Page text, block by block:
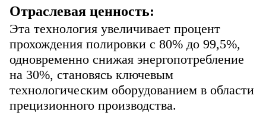
Отраслевая ценность:
Эта технология увеличивает процент
прохождения полировки с 80% до 99,5%,
одновременно снижая энергопотребление
на 30%, становясь ключевым
технологическим оборудованием в области
прецизионного производства.